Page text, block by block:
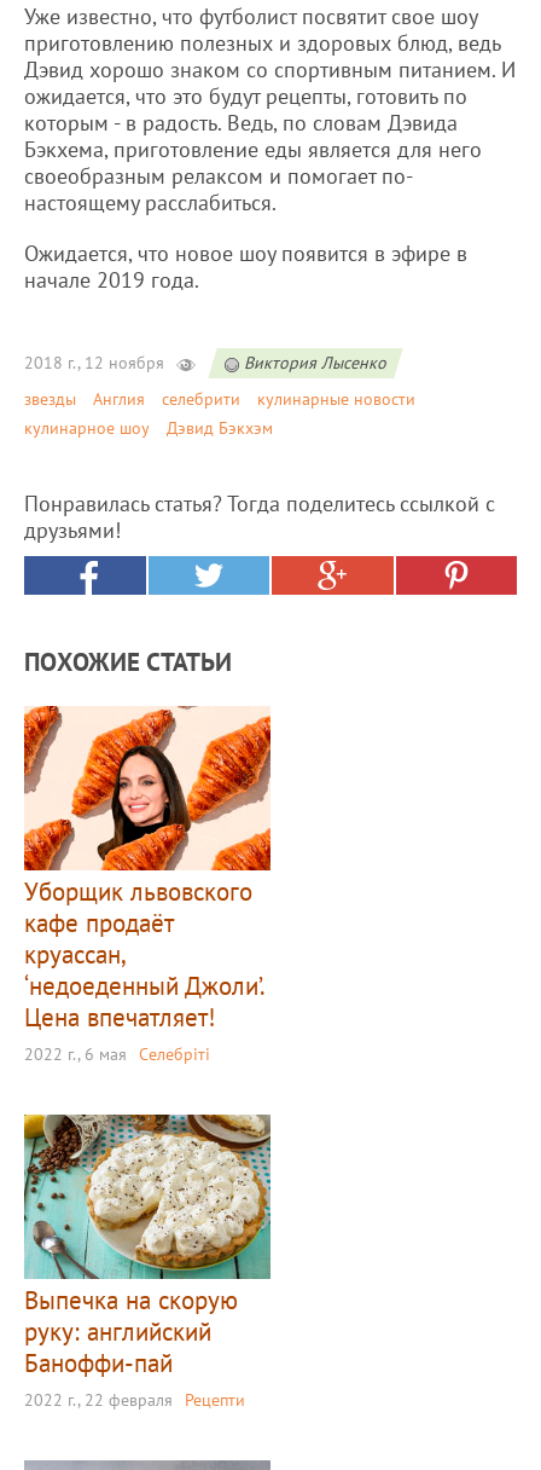
Уже известно, что футболист посвятит свое шоу
приготовлению полезных и здоровых блюд, ведь
Дэвид хорошо знаком со спортивным питанием. И
ожидается, что это будут рецепты, готовить по
которым - в радость. Ведь, по словам Дэвида
Бэкхема, приготовление еды является для него
своеобразным релаксом и помогает по-
настоящему расслабиться.
Ожидается, что новое шоу появится в эфире в
начале 2019 года.
2018 г., 12 ноября
Виктория Лысенко
звезды
Англия селебрити
кулинарные новости
кулинарное шоу
Дэвид Бэкхэм
Понравилась статья? Тогда поделитесь ссылкой с
друзьями!
ПОХОЖИЕ СТАТЬИ
Уборщик львовского
кафе продаёт
круассан,
‘недоеденный Джоли’.
Цена впечатляет!
2022 г., 6 мая Селебріті
Выпечка на скорую
руку: английский
Баноффи-пай
2022 г., 22 февраля Рецепти